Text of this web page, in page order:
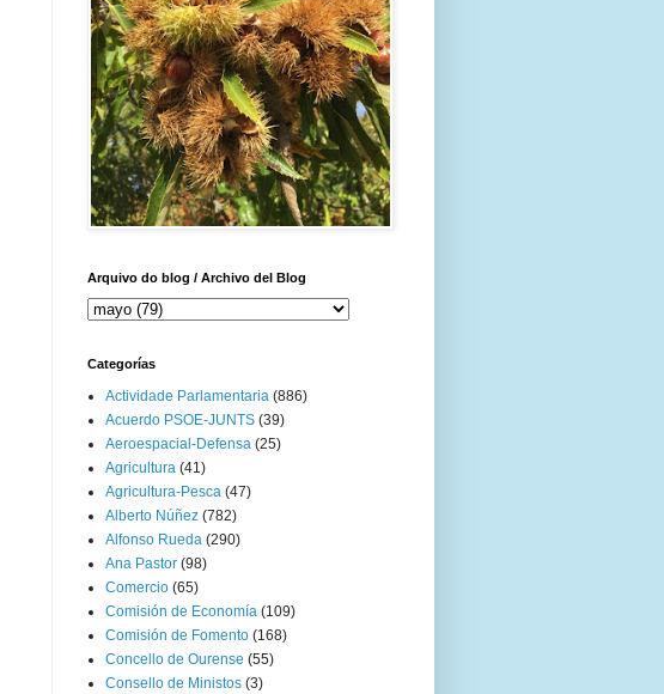
Arquivo do blog / Archivo del Blog
Categorías
Actividade Parlamentaria (886)
Acuerdo PSOE-JUNTS (39)
Aeroespacial-Defensa (25)
Agricultura (41)
Agricultura-Pesca (47)
Alberto Núñez (782)
Alfonso Rueda (290)
Ana Pastor (98)
Comercio (65)
Comisión de Economía (109)
Comisión de Fomento (168)
Concello de Ourense (55)
Consello de Ministos (3)